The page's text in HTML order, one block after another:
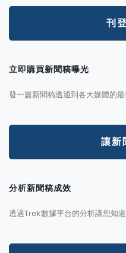
刊
立即購買新聞稿曝光
發一篇新聞稿透通到各大媒體的
讓新
分析新聞稿成效
透過Trek數據平台的分析讓您知